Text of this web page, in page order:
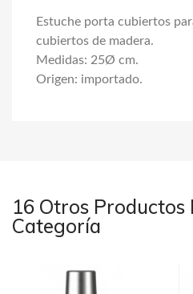
Estuche porta cubiertos
cubiertos de madera.
Medidas: 25Ø cm.
Origen: importado.
16 Otros Productos
Categoría